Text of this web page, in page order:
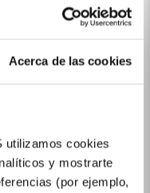
Acerca de las cookies
utilizamos cookies
y mostrarte
(por ejemplo,